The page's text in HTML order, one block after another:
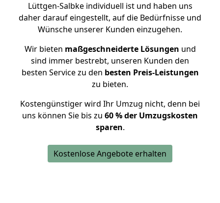
Lüttgen-Salbke individuell ist und haben uns
daher darauf eingestellt, auf die Bedürfnisse und
Wünsche unserer Kunden einzugehen.
Wir bieten maßgeschneiderte Lösungen und
sind immer bestrebt, unseren Kunden den
besten Service zu den besten Preis-Leistungen
zu bieten.
Kostengünstiger wird Ihr Umzug nicht, denn bei
uns können Sie bis zu 60 % der Umzugskosten
sparen.
Kostenlose Angebote erhalten